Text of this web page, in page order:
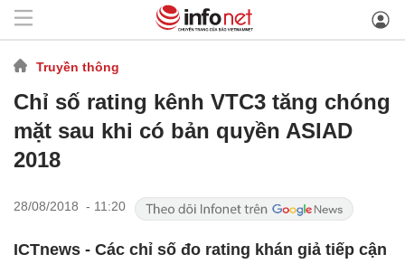
Truyền thông
Chỉ số rating kênh VTC3 tăng chóng
mặt sau khi có bản quyền ASIAD
2018
28/08/2018 - 11:20
ICTnews - Các chỉ số đo rating khán giả tiếp cận